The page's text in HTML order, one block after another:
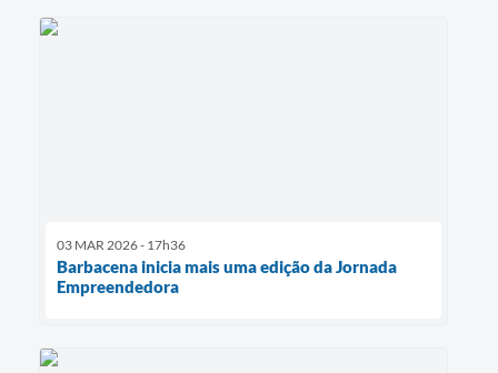
03 MAR 2026 - 17h36
Barbacena inicia mais uma edição da Jornada
Empreendedora